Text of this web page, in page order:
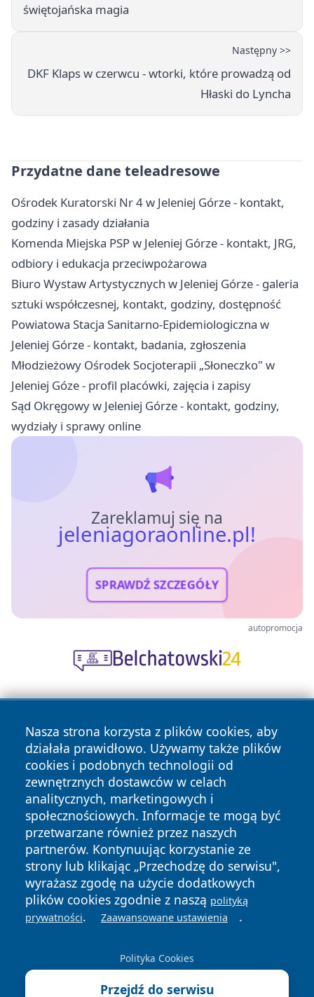
świętojańska magia
Następny >>
DKF Klaps w czerwcu - wtorki, które prowadzą od
Hłaski do Lyncha
Przydatne dane teleadresowe
Ośrodek Kuratorski Nr 4 w Jeleniej Górze - kontakt,
godziny i zasady działania
Komenda Miejska PSP w Jeleniej Górze - kontakt, JRG,
odbiory i edukacja przeciwpożarowa
Biuro Wystaw Artystycznych w Jeleniej Górze - galeria
sztuki współczesnej, kontakt, godziny, dostępność
Powiatowa Stacja Sanitarno-Epidemiologiczna w
Jeleniej Górze - kontakt, badania, zgłoszenia
Młodzieżowy Ośrodek Socjoterapii „Słoneczko" w
Jeleniej Góze - profil placówki, zajęcia i zapisy
Sąd Okręgowy w Jeleniej Górze - kontakt, godziny,
wydziały i sprawy online
Zareklamuj się na
jeleniagoraonline.pl!
SPRAWDŹ SZCZEGÓŁY
autopromocja
Nasza strona korzysta z plików cookies, aby
działała prawidłowo. Używamy także plików
cookies i podobnych technologii od
zewnętrznych dostawców w celach
analitycznych, marketingowych i
społecznościowych. Informacje te mogą być
przetwarzane również przez naszych
partnerów. Kontynuując korzystanie ze
strony lub klikając „Przechodzę do serwisu",
wyrażasz zgodę na użycie dodatkowych
plików cookies zgodnie z naszą polityką
prywatności. Zaawansowane ustawienia .
Polityka Cookies
Przejdź do serwisu
Copyright © 2026 jeleniagoraonline.pl Wszystkie prawa
zastrzeżone.
News Autorzy
Polityka
Prywatności
Polityka
Cookies